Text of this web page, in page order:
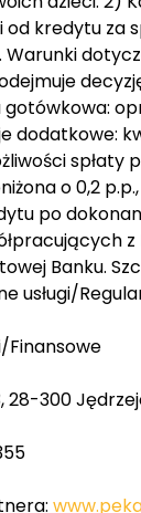
od kredytu za
Warunki
dodatkowe:
spłaty
o 0,2
po
Banku.
usługi/
Finansowe
300